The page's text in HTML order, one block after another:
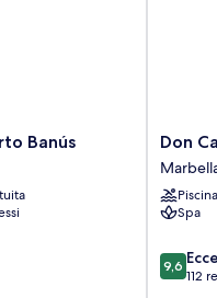
Banús
Don
Carlos
Don
Piscina
Spa
9.6
su
9,6
112